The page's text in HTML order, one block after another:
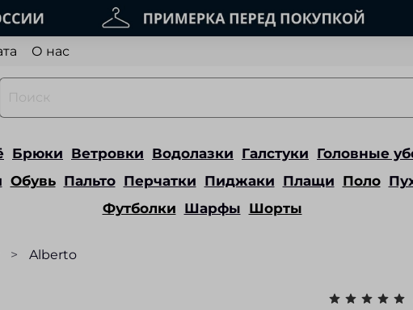
О нас
Брюки Ветровки Водолазки Галстуки Головные
Обувь Пальто Перчатки Пиджаки Плащи Поло
Футболки Шарфы Шорты
Alberto